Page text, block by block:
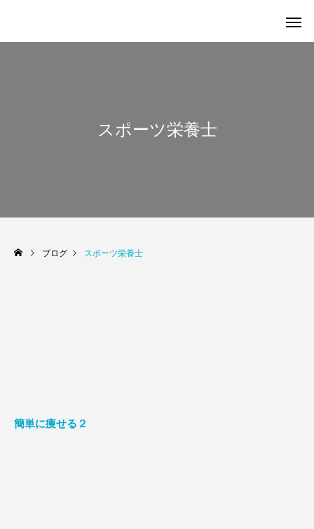
スポーツ栄養士
ブログ スポーツ栄養士
簡単に痩せる２